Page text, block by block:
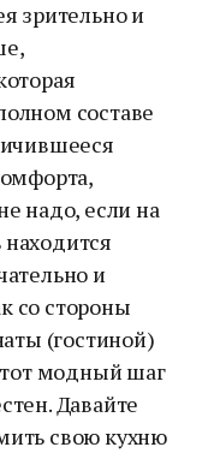
зрительно и
составе
надо, если на
и
со стороны
(гостиной)
модный шаг
Давайте
свою кухню